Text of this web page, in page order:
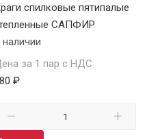
спилковые пятипалые
САПФИР
наличии
за 1 пар с НДС
₽